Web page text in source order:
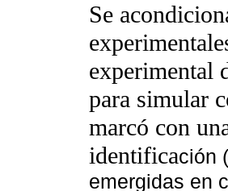
Se
experimental
para simular
marcó con
identificación
emergidas en